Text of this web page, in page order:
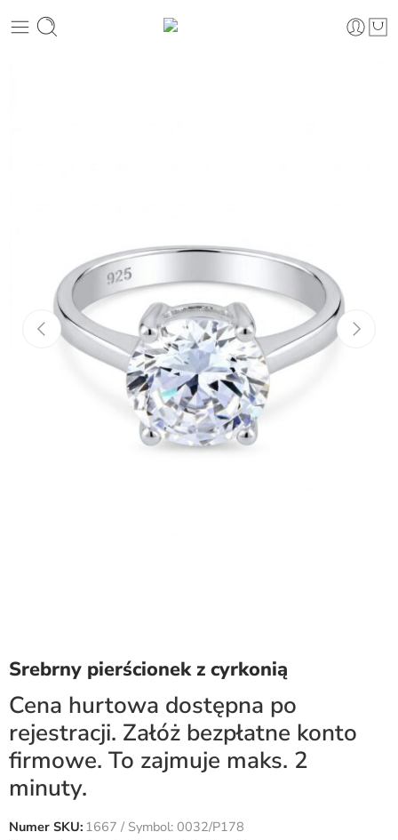
Srebrny pierścionek z cyrkonią
Cena hurtowa dostępna po
rejestracji. Załóż bezpłatne konto
firmowe. To zajmuje maks. 2
minuty.
Numer SKU: 1667 / Symbol: 0032/P178